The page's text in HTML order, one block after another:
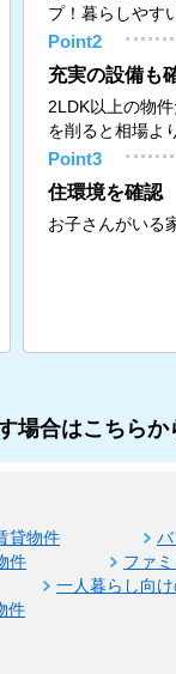
プ！暮らしやす
Point2
充実の設備も
2LDK以上の物
を削ると相場よ
Point3
住環境を確認
お子さんがいる
場合はこちらか
貸物件
件 ファ
一人暮らし向
件